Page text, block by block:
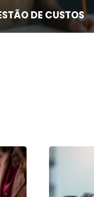
DE CUSTOS